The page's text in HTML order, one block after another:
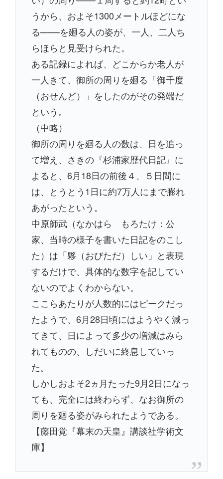
うから、およそ1300メートルほどにな
る───を廻る人の姿が、一人、二人ち
らほらと見受けられた。
ある記録によれば、どこからか老人が
一人きて、御所の周りを廻る「御千度
（おせんど）」をしたのがその発端だ
という。
（中略）
御所の周りを廻る人の数は、日を追っ
て増え、さきの『杉浦家歴代日記』に
よると、6月18日の前後４、５日間に
は、とうとう1日に約7万人にまで膨れ
あがったという。
中原師武（なかはら もろたけ：公
家、当時の様子を書いた日記をのこし
た）は「夥（おびただ）しい」と表現
するだけで、具体的な数字を記してい
ないのでよくわからない。
ここらあたりが人数的にはピークだっ
たようで、6月28日頃にはようやく減っ
てきて、日によって多少の増減はみら
れてものの、しだいに終息していっ
た。
しかしおよそ2ヵ月たった9月2日になっ
ても、完全には終わらず、なお御所の
周りを廻る姿がみられたようである。
【藤田覚『幕末の天皇』講談社学術文
庫】